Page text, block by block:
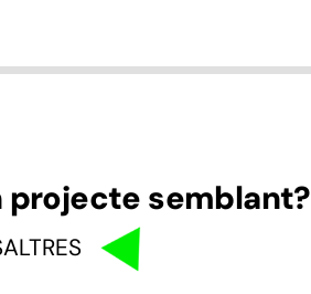
projecte semblant?